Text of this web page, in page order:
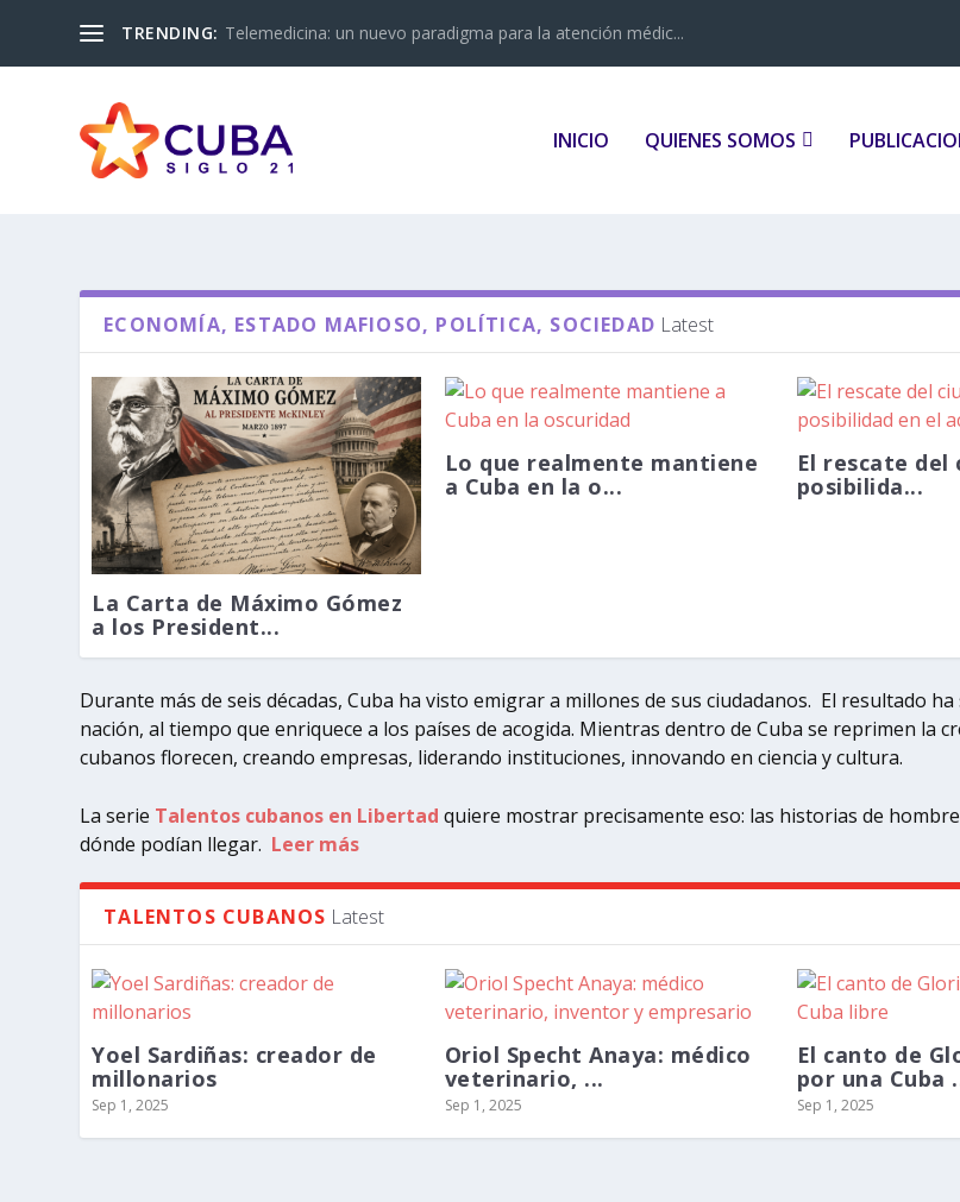
TRENDING: Telemedicina: un nuevo paradigma para la atención médic...
INICIO QUIENES SOMOS
LAS NUEVAS SANCIONES ACORRALAN A GAESA
EL ENDURECIMIENTO DEL SERVICIO MILITAR OBLIGATORIO EN CUBA
INTERVENCIÓN EN CUBA: ¿INDESEABLE, PREFERIBLE O IMPRESCINDIB...
UNA HOJA DE RUTA PARA LA RECONSTRUCCIÓN DE CUBA
LA ECONOMÍA CUBANA ANTES Y DESPUÉS DE 1959. SEGUNDA PARTE
INFORME DE INSEGURIDAD PÚBLICA 2025
EL COLAPSO SANITARIO EN CUBA
GAESA: ESTADO LADRÓN
ECONOMÍA, ESTADO MAFIOSO, POLÍTICA, SOCIEDAD Latest
La Carta de Máximo Gómez
a los President...
Lo que realmente mantiene
a Cuba en la o...
El rescate del
posibilida...
Durante más de seis décadas, Cuba ha visto emigrar a millones de sus ciudadanos. El resultado
nación, al tiempo que enriquece a los países de acogida. Mientras dentro de Cuba se reprimen la
cubanos florecen, creando empresas, liderando instituciones, innovando en ciencia y cultura.
La serie Talentos cubanos en Libertad quiere mostrar precisamente eso: las historias de
dónde podían llegar. Leer más
TALENTOS CUBANOS Latest
Yoel Sardiñas: creador de
millonarios
Sep 1, 2025
Oriol Specht Anaya: médico
veterinario, ...
Sep 1, 2025
El canto de
por una Cuba
Sep 1, 2025